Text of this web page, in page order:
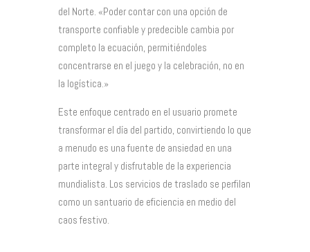
del Norte. «Poder contar con una opción de
transporte confiable y predecible cambia por
completo la ecuación, permitiéndoles
concentrarse en el juego y la celebración, no en
la logística.»
Este enfoque centrado en el usuario promete
transformar el día del partido, convirtiendo lo que
a menudo es una fuente de ansiedad en una
parte integral y disfrutable de la experiencia
mundialista. Los servicios de traslado se perfilan
como un santuario de eficiencia en medio del
caos festivo.